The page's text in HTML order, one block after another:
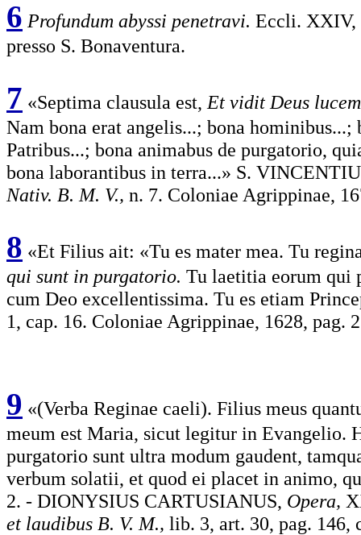
6 Profundum abyssi penetravi. Eccli. XXIV,
presso S. Bonaventura.
7 «Septima clausula est, Et vidit Deus
Nam bona erat angelis...; bona
Patribus...; bona animabus de purgatorio,
bona laborantibus in terra...» S.
Nativ. B. M. V., n. 7. Coloniae Agrippinae,
8 «Et Filius ait: «Tu es mater mea. Tu
qui sunt in purgatorio. Tu laetitia eorum qui
cum Deo excellentissima. Tu es etiam
1, cap. 16. Coloniae Agrippinae, 1628, pag.
9 «(Verba Reginae caeli). Filius meus
meum est Maria, sicut legitur in Evangelio.
purgatorio sunt ultra modum gaudent,
verbum solatii, et quod ei placet in animo,
2. - DIONYSIUS CARTUSIANUS, Opera,
et laudibus B. V. M., lib. 3, art. 30, pag. 146,